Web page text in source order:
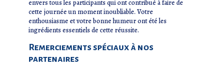
envers tous les participants qui ont contribué à faire de
cette journée un moment inoubliable. Votre
enthousiasme et votre bonne humeur ont été les
ingrédients essentiels de cette réussite.
Remerciements spéciaux à nos
partenaires